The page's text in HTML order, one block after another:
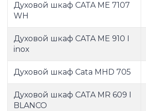
Духовой шкаф CATA ME 7107
WH
Духовой шкаф CATA ME 910 I
inox
Духовой шкаф Cata MHD 705
Духовой шкаф CATA MR 609 I
BLANCO